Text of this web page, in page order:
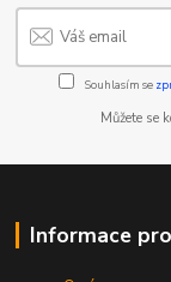
Souhlasím se
Můžete se
Informace